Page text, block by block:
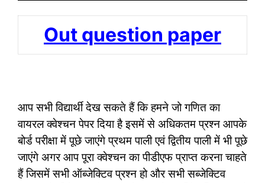
Out question paper
आप सभी विद्यार्थी देख सकते हैं कि हमने जो गणित का
वायरल क्वेश्चन पेपर दिया है इसमें से अधिकतम प्रश्न आपके
बोर्ड परीक्षा में पूछे जाएंगे प्रथम पाली एवं द्वितीय पाली में भी पूछे
जाएंगे अगर आप पूरा क्वेश्चन का पीडीएफ प्राप्त करना चाहते
हैं जिसमें सभी ऑब्जेक्टिव प्रश्न हो और सभी सब्जेक्टिव